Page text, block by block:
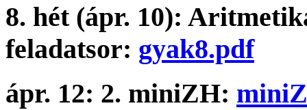
8. hét (ápr. 10):
feladatsor: gyak8.pdf
ápr. 12: 2. miniZH: